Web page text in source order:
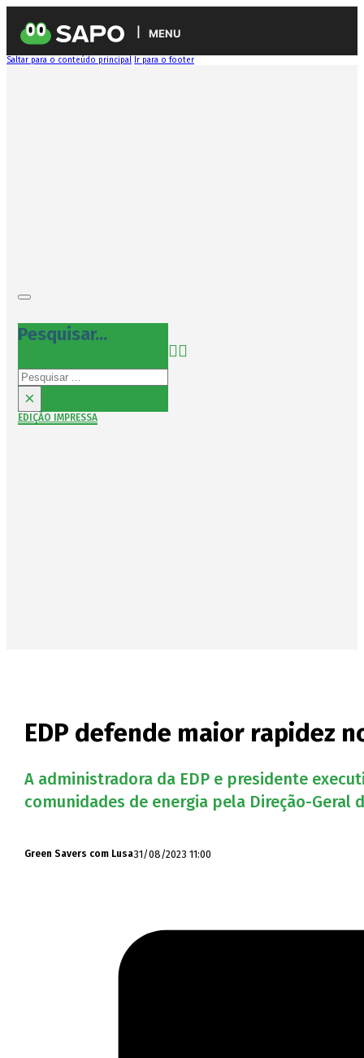
MENU
Saltar para o conteúdo principal Ir para o footer
Pesquisar...
Pesquisar
×
EDIÇÃO IMPRESSA
EDP defende maior rapidez
A administradora da EDP e presidente
comunidades de energia pela Direção-Geral
Green Savers com Lusa31/08/2023 11:00